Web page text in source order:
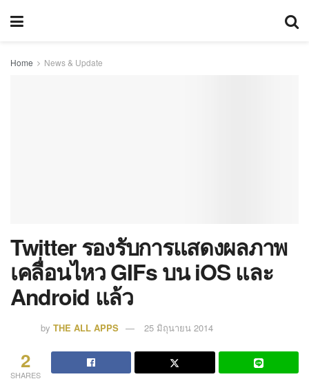
Home News & Update
Twitter รองรับการแสดงผลภาพ
เคลื่อนไหว GIFs บน iOS และ
Android แล้ว
by THE ALL APPS 25 มิถุนายน 2014
2
SHARES